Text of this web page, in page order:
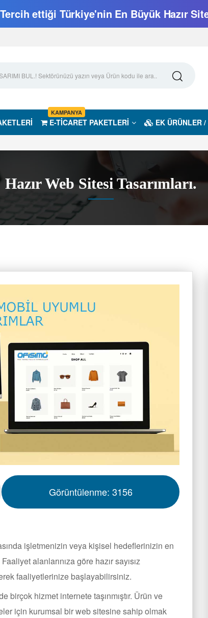
ettiği Türkiye'nin En Büyük Hazır
E-TİCARET PAKETLERİ
KAMPANYA
EK ÜRÜNLER
Hazır Web Sitesi Tasarımları.
Görüntülenme: 3156
işletmenizin veya kişisel hedeflerinizin en
alanlarınıza göre hazır sayısız
faaliyetlerinize başlayabilirsiniz.
hizmet internete taşınmıştır. Ürün ve
için kurumsal bir web sitesine sahip olmak